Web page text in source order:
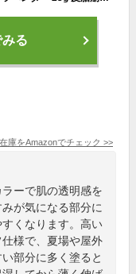
る
庫をAmazonでチェック >>
ーで肌の透明感を
が気になる部分に
くなります。高い
様で、夏場や屋外
部分に多く塗ると